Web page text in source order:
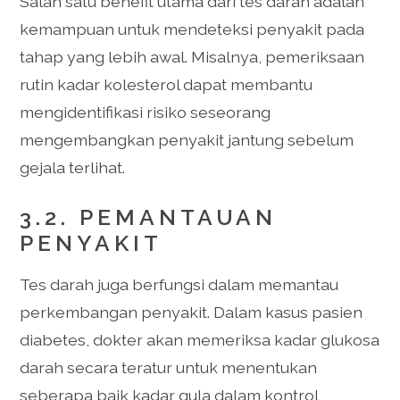
kemampuan untuk mendeteksi penyakit pada
tahap yang lebih awal. Misalnya, pemeriksaan
rutin kadar kolesterol dapat membantu
mengidentifikasi risiko seseorang
mengembangkan penyakit jantung sebelum
gejala terlihat.
3.2. PEMANTAUAN
PENYAKIT
Tes darah juga berfungsi dalam memantau
perkembangan penyakit. Dalam kasus pasien
diabetes, dokter akan memeriksa kadar glukosa
darah secara teratur untuk menentukan
seberapa baik kadar gula dalam kontrol